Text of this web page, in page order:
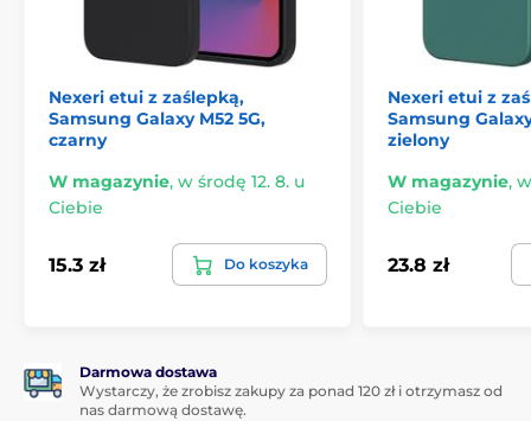
Nexeri etui z zaślepką,
Samsung Galaxy M52 5G,
czarny
W magazynie, w środę 12. 8. u
Ciebie
15.3 zł Do koszyka
Nexeri etui z
Samsung
zielony
W magazynie,
Ciebie
23.8 zł
Darmowa dostawa
Wystarczy, że zrobisz zakupy za ponad 120 zł i otrzymasz od
nas darmową dostawę.